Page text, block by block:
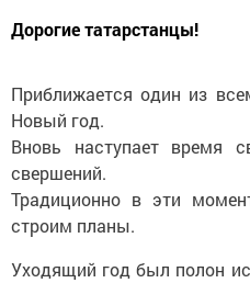
Дорогие татарстанцы!
Приближается один из
Новый год.
Вновь наступает время
свершений.
Традиционно в эти
строим планы.
Уходящий год был полон